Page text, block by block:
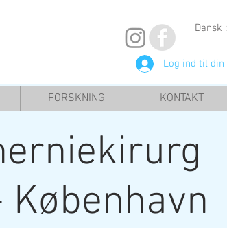
Dansk :
Log ind til
FORSKNING KONTAKT